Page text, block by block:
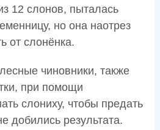
12 слонов, пыталась
но она наотрез
от слонёнка.
чиновники, также
при помощи
слониху, чтобы предать
добились результата.